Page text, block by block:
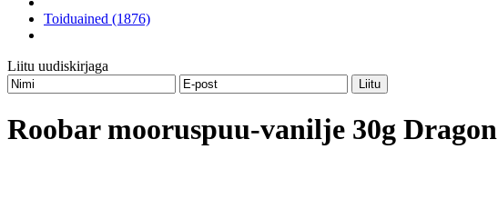
Toiduained (1876)
Liitu uudiskirjaga
Roobar mooruspuu-vanilje 30g Dragon